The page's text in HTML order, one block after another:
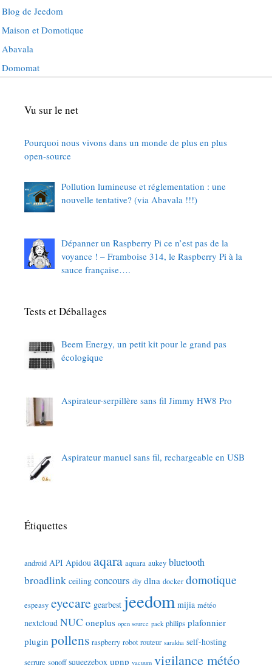
Blog de Jeedom
Maison et Domotique
Abavala
Domomat
Vu sur le net
Pourquoi nous vivons dans un monde de plus en plus
open-source
Pollution lumineuse et réglementation : une
nouvelle tentative? (via Abavala !!!)
Dépanner un Raspberry Pi ce n’est pas de la
voyance ! – Framboise 314, le Raspberry Pi à la
sauce française….
Tests et Déballages
Beem Energy, un petit kit pour le grand pas
écologique
Aspirateur-serpillère sans fil Jimmy HW8 Pro
Aspirateur manuel sans fil, rechargeable en USB
Étiquettes
android API Apidou aqara aquara aukey bluetooth
broadlink ceiling concours diy dlna docker domotique
espeasy eyecare gearbest jeedom mijia météo
nextcloud NUC oneplus open source pack philips plafonnier
plugin pollens raspberry robot routeur sarakha self-hosting
serrure sonoff squeezebox upnp vacuum vigilance météo